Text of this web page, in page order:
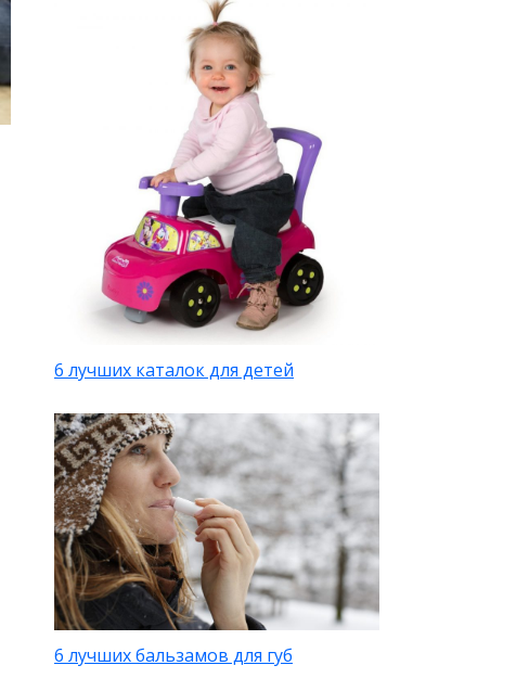
6 лучших каталок для детей
6 лучших бальзамов для губ